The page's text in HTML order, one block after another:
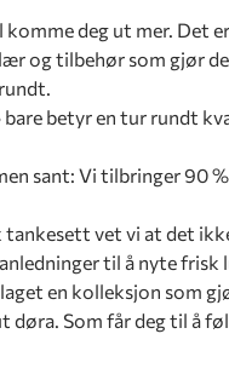
komme deg ut mer. Det
og tilbehør som gjør
bare betyr en tur rundt
sant: Vi tilbringer 90
tankesett vet vi at det
til å nyte frisk
en kolleksjon som
døra. Som får deg til å